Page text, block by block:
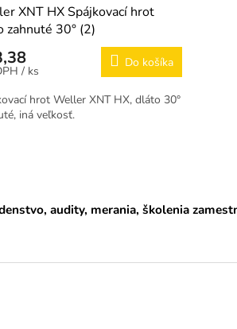
XNT HX Spájkovací hrot
zahnuté 30° (2)
/ ks
Do košíka
hrot Weller XNT HX, dláto 30°
iná veľkosť.
audity, merania, školenia